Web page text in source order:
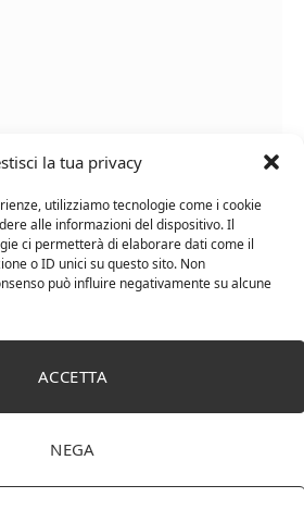
la tua privacy
utilizziamo tecnologie come i cookie
alle informazioni del dispositivo. Il
ci permetterà di elaborare dati come il
o ID unici su questo sito. Non
può influire negativamente su alcune
ACCETTA
NEGA
(box 6 x 0,75l) Mr. Vino Rosso